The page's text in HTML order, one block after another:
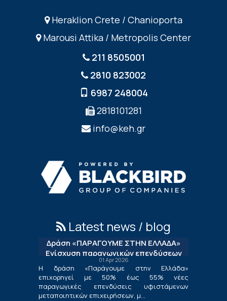
Heraklion Crete / Chanioporta
Marousi Attika / Metropolis Center
211 8505001
2810 823002
6987 248004
2818101281
info@keh.gr
Latest news / blog
Δράση «ΠΑΡΑΓΟΥΜΕ ΣΤΗΝ ΕΛΛΑΔΑ»
Ενίσχυση παραγωγικών επενδύσεων
μεταποίησης
01 Apr 2026
Η δράση «Παράγουμε στην Ελλάδα»
επιχορηγεί με 50% έως 55% νέες
παραγωγικές επενδύσεις υφιστάμενων
μεταποιητικών επιχειρήσεων, μ...